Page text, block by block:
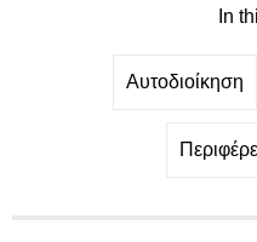
In
Αυτοδιοίκηση